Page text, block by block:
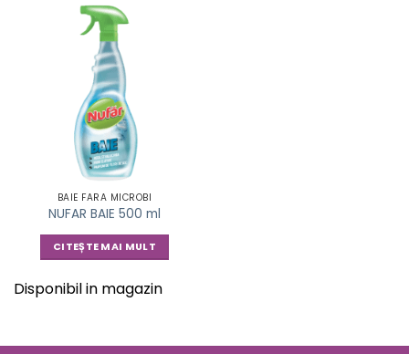
BAIE FARA MICROBI
NUFAR BAIE 500 ml
CITEȘTE MAI MULT
Disponibil in magazin